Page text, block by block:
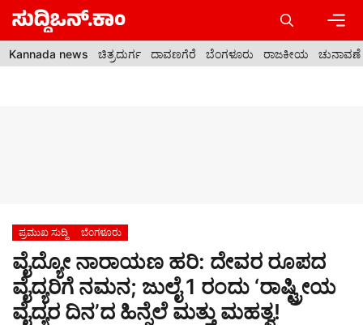
Skip
content
Kannada news ಚಿತ್ರದುರ್ಗ ದಾವಣಗೆರೆ ಬೆಂಗಳೂರು ರಾಜಕೀಯ ಚುನಾವಣೆ
ಪ್ರಮುಖ ಸುದ್ದಿ ಬೆಂಗಳೂರು
ವೈದ್ಯೋ ನಾರಾಯಣ ಹರಿ: ದೇವರ ರೂಪದ
ವೈದ್ಯರಿಗೆ ನಮನ; ಜುಲೈ 1 ರಂದು ‘ರಾಷ್ಟ್ರೀಯ
ವೈದ್ಯರ ದಿನ’ದ ಹಿನ್ನೆಲೆ ಮತ್ತು ಮಹತ್ವ!